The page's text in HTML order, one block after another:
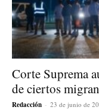
Corte Suprema
de ciertos
Redacción - 23 de junio de